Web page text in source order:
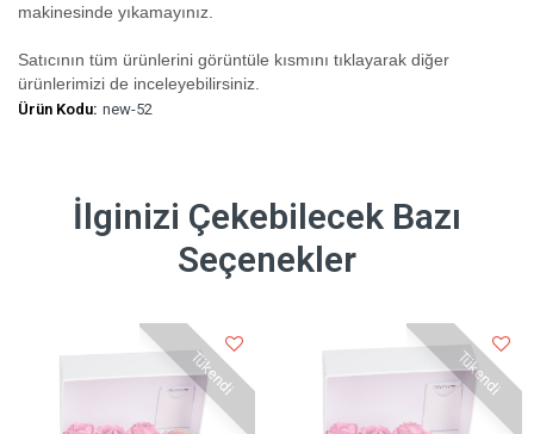
makinesinde yıkamayınız.
Satıcının tüm ürünlerini görüntüle kısmını tıklayarak diğer
ürünlerimizi de inceleyebilirsiniz.
Ürün Kodu: new-52
İlginizi Çekebilecek Bazı
Seçenekler
Tükendi Tükendi